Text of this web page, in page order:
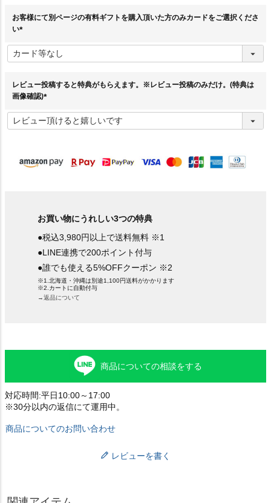
お客様にて別ページの有料ギフトを購入頂いた方のみカードをご選択くださ
い
必
須
レビュー投稿すると特典がもらえます。※レビュー投稿のみだけ。(特典は
画像確認)
必
須
お買い物にうれしい3つの特典
●税込3,980円以上で送料無料 ※1
●LINE連携で200ポイント付与
●誰でも使える5%OFFクーポン ※2
※1.北海道・沖縄は別途1,100円送料がかかります
※2.カートに自動付与
→返品について
商品についての相談をする
対応時間:平日10:00～17:00
※30分以内の返信にて運用中。
商品についてのお問い合わせ
レビューを書く